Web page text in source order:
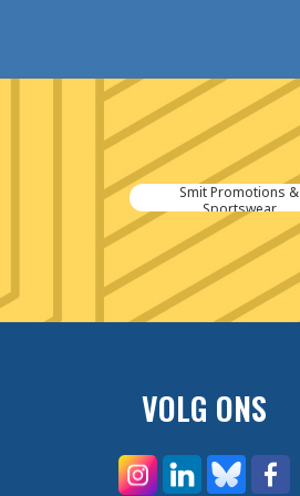
Smit Promotions &
Sportswear
VOLG ONS